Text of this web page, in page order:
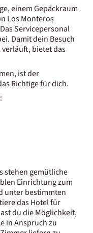
einem Gepäckraum
Los Monteros
Servicepersonal
Damit dein Besuch
bietet das
ist der
Richtige für dich.
stehen gemütliche
Einrichtung zum
unter bestimmten
das Hotel für
du die Möglichkeit,
in Anspruch zu